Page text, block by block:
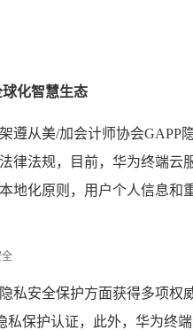
化智慧生态
遵从美/加会计师协会GAPP
律法规，目前，华为终端云
地化原则，用户个人信息和
私安全保护方面获得多项权
私保护认证，此外，华为终